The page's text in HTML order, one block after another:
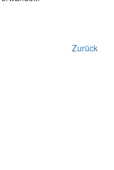
Zurück